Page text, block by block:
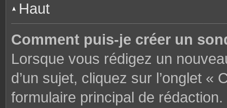
Haut
Comment puis-je créer un
Lorsque vous rédigez un
d’un sujet, cliquez sur l’onglet
formulaire principal de